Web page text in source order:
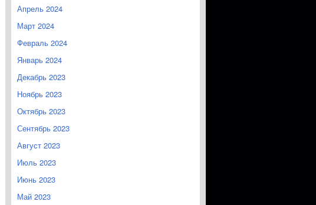
Апрель 2024
Март 2024
Февраль 2024
Январь 2024
Декабрь 2023
Ноябрь 2023
Октябрь 2023
Сентябрь 2023
Август 2023
Июль 2023
Июнь 2023
Май 2023